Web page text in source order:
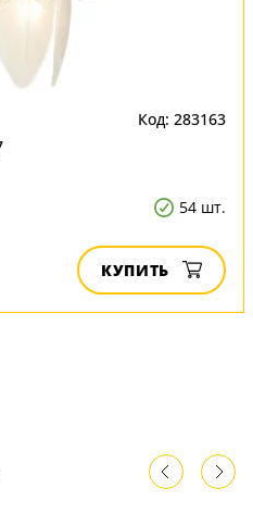
Код: 283163
54 шт.
КУПИТЬ